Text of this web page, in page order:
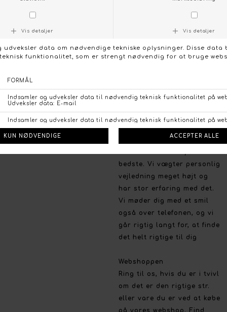
Facebook
Instagram
Handelsbetingelser
Persondata politik
Betalingsmuligheder
Åbn GDPR-popup
Vi lægger stor vægt på et
bredt udvalg, de nyeste
prisvenligt niveau uden at
professionel og personlig
rådgivning og vejledning er
bedste. Vi vægter personlig
vejledning meget højt og
har stor erfaring med det.
Vi møder dig med et smil
også over telefonen, og vi
går rigtig langt for, at finde
det helt rigtige til dig
Webshoppen
Ring til os, hvis du er i tvivl
om det er den rigtige str.
eller vare du er ved at købe
på vores webshop. Find